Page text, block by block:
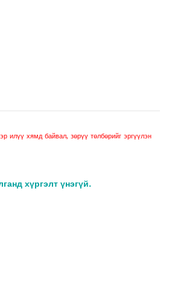
илүү хямд байвал, зөрүү төлбөрийг эргүүлэн
хүргэлт үнэгүй.